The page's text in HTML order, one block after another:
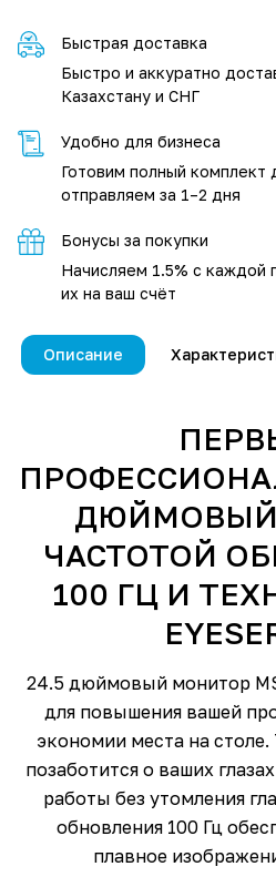
Быстрая доставка
Быстро и аккуратно
Казахстану и СНГ
Удобно для бизнеса
Готовим полный комплект
отправляем за 1–2 дня
Бонусы за покупки
Начисляем 1.5% с каждой
их на ваш счёт
Описание
ДЮЙМОВЫЙ
ЧАСТОТОЙ
100 ГЦ И
24.5 дюймовый монитор
для повышения вашей
экономии места на столе.
позаботится о ваших
работы без утомления
обновления 100 Гц
плавное